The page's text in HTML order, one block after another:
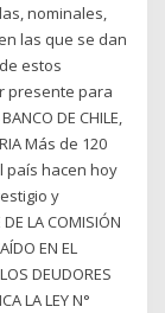
nominales,
las que se dan
estos
presente para
DE CHILE,
Más de 120
país hacen hoy
y
LA COMISIÓN
EN EL
DEUDORES
LA LEY N°